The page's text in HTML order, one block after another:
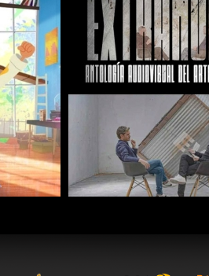
COMPARTIR